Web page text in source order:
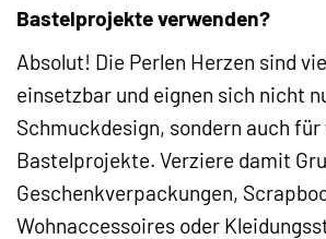
Bastelprojekte verwenden?
Absolut! Die Perlen Herzen sind
einsetzbar und eignen sich nicht
Schmuckdesign, sondern auch für
Bastelprojekte. Verziere damit
Geschenkverpackungen,
Wohnaccessoires oder